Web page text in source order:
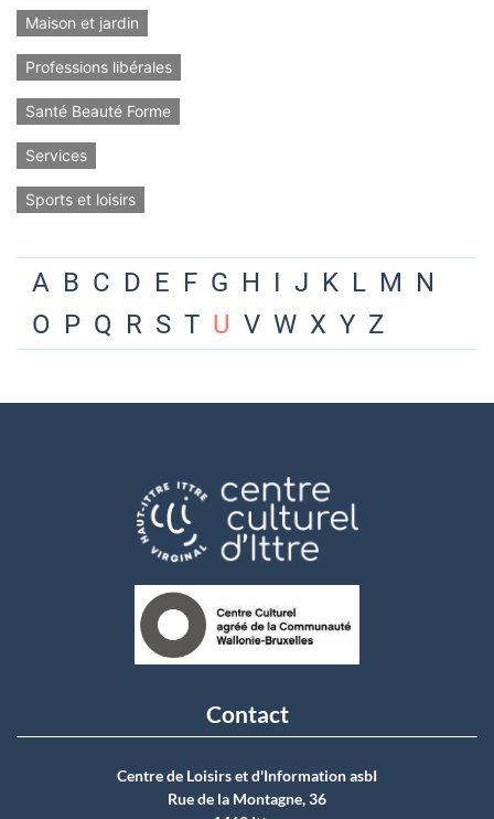
Maison et jardin
Professions libérales
Santé Beauté Forme
Services
Sports et loisirs
A B C D E F G H I J K L M N
O P Q R S T U V W X Y Z
Contact
Centre de Loisirs et d'Information asbI
Rue de la Montagne, 36